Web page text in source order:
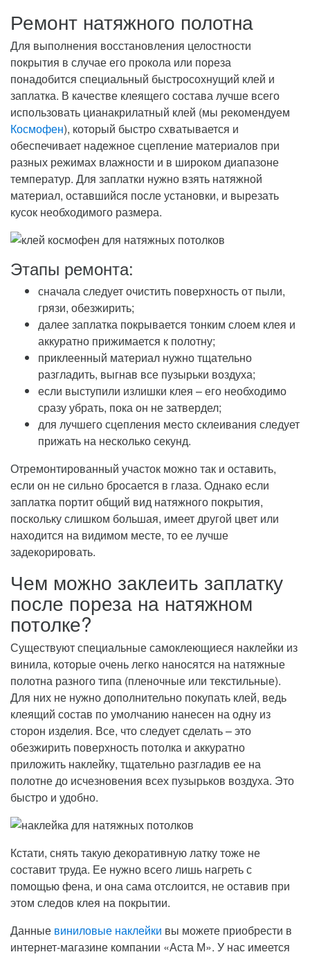
Ремонт натяжного полотна
Для выполнения восстановления целостности
покрытия в случае его прокола или пореза
понадобится специальный быстросохнущий клей и
заплатка. В качестве клеящего состава лучше всего
использовать цианакрилатный клей (мы рекомендуем
Космофен), который быстро схватывается и
обеспечивает надежное сцепление материалов при
разных режимах влажности и в широком диапазоне
температур. Для заплатки нужно взять натяжной
материал, оставшийся после установки, и вырезать
кусок необходимого размера.
Этапы ремонта:
сначала следует очистить поверхность от пыли,
грязи, обезжирить;
далее заплатка покрывается тонким слоем клея и
аккуратно прижимается к полотну;
приклеенный материал нужно тщательно
разгладить, выгнав все пузырьки воздуха;
если выступили излишки клея – его необходимо
сразу убрать, пока он не затвердел;
для лучшего сцепления место склеивания следует
прижать на несколько секунд.
Отремонтированный участок можно так и оставить,
если он не сильно бросается в глаза. Однако если
заплатка портит общий вид натяжного покрытия,
поскольку слишком большая, имеет другой цвет или
находится на видимом месте, то ее лучше
задекорировать.
Чем можно заклеить заплатку
после пореза на натяжном
потолке?
Существуют специальные самоклеющиеся наклейки из
винила, которые очень легко наносятся на натяжные
полотна разного типа (пленочные или текстильные).
Для них не нужно дополнительно покупать клей, ведь
клеящий состав по умолчанию нанесен на одну из
сторон изделия. Все, что следует сделать – это
обезжирить поверхность потолка и аккуратно
приложить наклейку, тщательно разгладив ее на
полотне до исчезновения всех пузырьков воздуха. Это
быстро и удобно.
Кстати, снять такую декоративную латку тоже не
составит труда. Ее нужно всего лишь нагреть с
помощью фена, и она сама отслоится, не оставив при
этом следов клея на покрытии.
Данные виниловые наклейки вы можете приобрести в
интернет-магазине компании «Аста М». У нас имеется